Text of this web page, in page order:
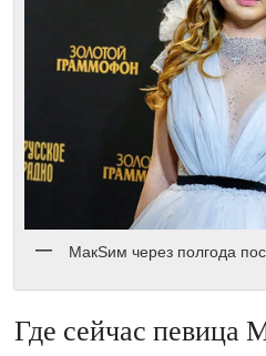
МакSим через полгода
Где сейчас певица